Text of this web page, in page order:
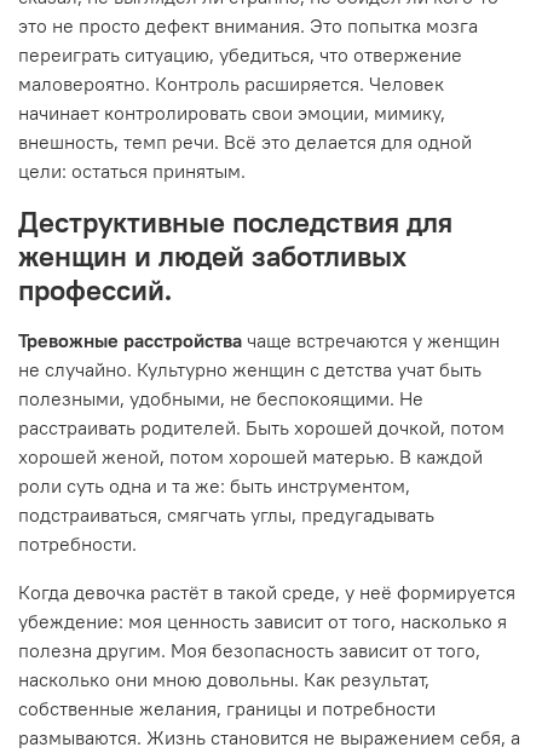
это не просто дефект внимания. Это попытка мозга
переиграть ситуацию, убедиться, что отвержение
маловероятно. Контроль расширяется. Человек
начинает контролировать свои эмоции, мимику,
внешность, темп речи. Всё это делается для одной
цели: остаться принятым.
Деструктивные последствия для
женщин и людей заботливых
профессий.
Тревожные расстройства чаще встречаются у женщин
не случайно. Культурно женщин с детства учат быть
полезными, удобными, не беспокоящими. Не
расстраивать родителей. Быть хорошей дочкой, потом
хорошей женой, потом хорошей матерью. В каждой
роли суть одна и та же: быть инструментом,
подстраиваться, смягчать углы, предугадывать
потребности.
Когда девочка растёт в такой среде, у неё формируется
убеждение: моя ценность зависит от того, насколько я
полезна другим. Моя безопасность зависит от того,
насколько они мною довольны. Как результат,
собственные желания, границы и потребности
размываются. Жизнь становится не выражением себя, а